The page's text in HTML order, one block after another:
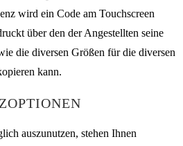
wird ein Code am Touchscreen
über den der Angestellten seine
die diversen Größen für die diversen
kann.
auszunutzen, stehen Ihnen